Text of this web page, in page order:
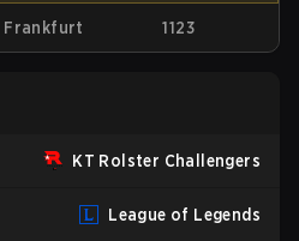
1123
KT Rolster Challengers
League of Legends